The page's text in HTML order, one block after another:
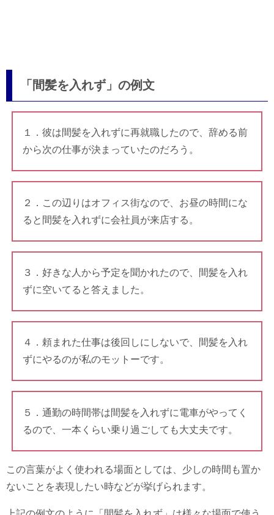
「間髪を入れず」の例文
１．彼は間髪を入れずに再就職したので、辞める前
から次の仕事が決まっていたのだろう。
２．この辺りはオフィス街なので、お昼の時間にな
ると間髪を入れずに会社員が来店する。
３．好きな人から予定を聞かれたので、間髪を入れ
ずに空いてると答えました。
４．頼まれた仕事は後回しにしないで、間髪を入れ
ずにやるのが私のモットーです。
５．通勤の時間帯は間髪を入れずに電車がやってく
るので、一本くらい乗り過ごしても大丈夫です。
この言葉がよく使われる場面としては、少しの時間も置か
ないことを表現したい時などが挙げられます。